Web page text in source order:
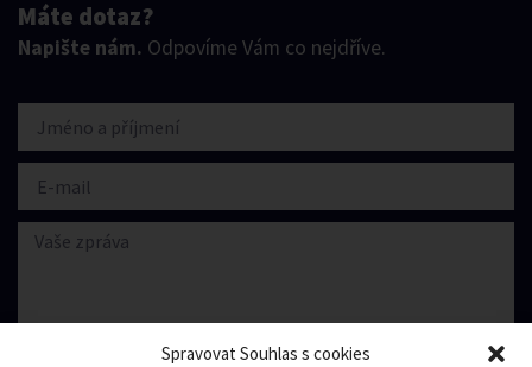
Spravovat Souhlas s cookies
Máte dotaz?
Napište nám. Odpovíme Vám co nejdříve.